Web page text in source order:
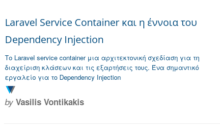
Laravel Service Container και η έννοια του
Dependency Injection
Το Laravel service container μια αρχιτεκτονική σχεδίαση για τη
διαχείριση κλάσεων και τις εξαρτήσεις τους. Ένα σημαντικό
εργαλείο για το Dependency Injection
by Vasilis Vontikakis